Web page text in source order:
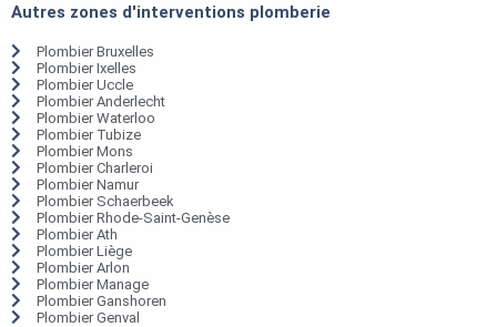
Autres zones d'interventions plomberie
Plombier Bruxelles
Plombier Ixelles
Plombier Uccle
Plombier Anderlecht
Plombier Waterloo
Plombier Tubize
Plombier Mons
Plombier Charleroi
Plombier Namur
Plombier Schaerbeek
Plombier Rhode-Saint-Genèse
Plombier Ath
Plombier Liège
Plombier Arlon
Plombier Manage
Plombier Ganshoren
Plombier Genval